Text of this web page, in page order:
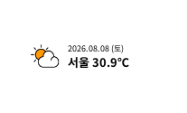
2026.08.08 (토)
서울 30.9℃
42.08%·宋 10.17%
-30335초 전 >이강인 "아틀
것"
-30270초 전 >[속보]與 당대